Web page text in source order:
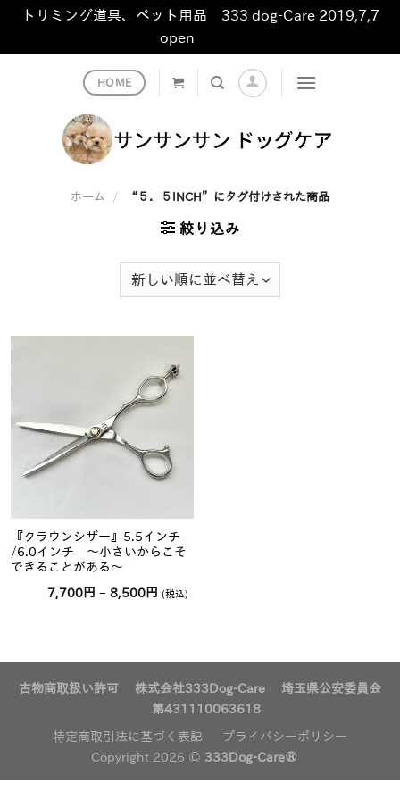
トリミング道具、ペット用品 333 dog-Care 2019,7,7
open
HOME
ホーム / “５．５INCH”にタグ付けされた商品
絞り込み
『クラウンシザー』5.5インチ
/6.0インチ 〜小さいからこそ
できることがある〜
7,700 円 – 8,500 円 価
8,500
(税込)
古物商取扱い許可 株式会社333Dog-Care 埼玉県公安委員会
第431110063618
特定商取引法に基づく表記
プライバシーポリシー
Copyright 2026 © 333Dog-Care®